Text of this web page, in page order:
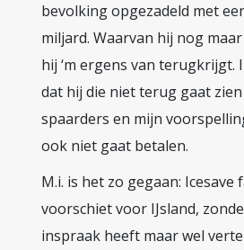
bevolking opgezadeld met
miljard. Waarvan hij nog
hij ‘m ergens van terugkrijgt.
dat hij die niet terug gaat zien
spaarders en mijn
ook niet gaat betalen.
M.i. is het zo gegaan: Icesave
voorschiet voor IJsland,
inspraak heeft maar wel